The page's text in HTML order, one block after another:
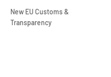
New EU Customs &
Transparency